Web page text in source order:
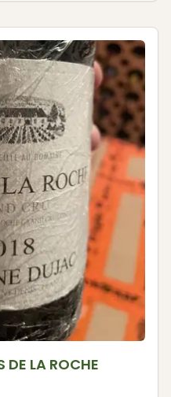
LA ROCHE